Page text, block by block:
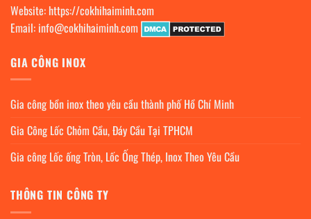
Website: https://cokhihaiminh.com
Email: info@cokhihaiminh.com
GIA CÔNG INOX
Gia công bồn inox theo yêu cầu thành phố Hồ Chí Minh
Gia Công Lốc Chỏm Cầu, Đáy Cầu Tại TPHCM
Gia công Lốc ống Tròn, Lốc Ống Thép, Inox Theo Yêu Cầu
THÔNG TIN CÔNG TY